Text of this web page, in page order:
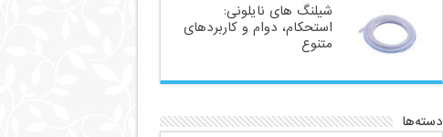
شیلنگ های نایلونی:
استحکام، دوام و کاربردهای
متنوع
دسته‌ها